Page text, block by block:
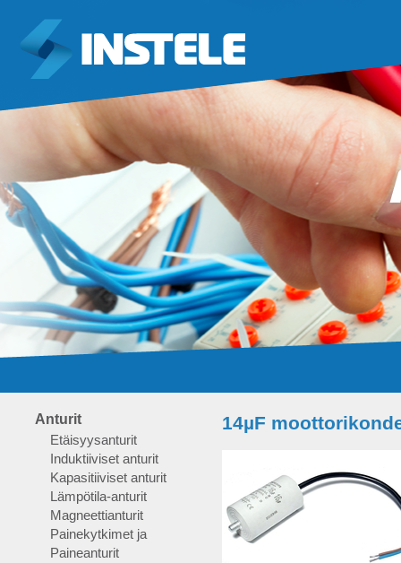
Anturit
Etäisyysanturit
Induktiiviset anturit
Kapasitiiviset anturit
Lämpötila-anturit
Magneettianturit
Painekytkimet ja
Paineanturit
14µF